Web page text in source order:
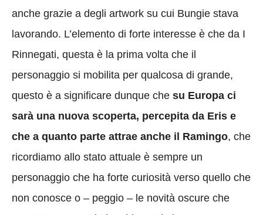
anche grazie a degli artwork su cui Bungie stava
lavorando. L’elemento di forte interesse è che da I
Rinnegati, questa è la prima volta che il
personaggio si mobilita per qualcosa di grande,
questo è a significare dunque che su Europa ci
sarà una nuova scoperta, percepita da Eris e
che a quanto parte attrae anche il Ramingo, che
ricordiamo allo stato attuale è sempre un
personaggio che ha forte curiosità verso quello che
non conosce o – peggio – le novità oscure che